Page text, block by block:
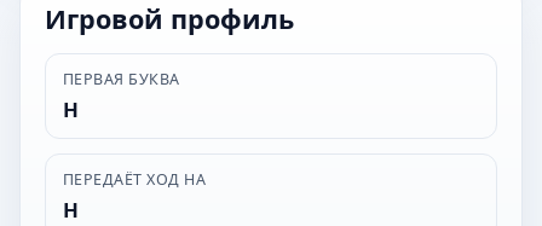
Игровой профиль
ПЕРВАЯ БУКВА
Н
ПЕРЕДАЁТ ХОД НА
Н